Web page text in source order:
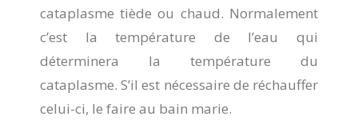
cataplasme tiède ou chaud. Normalement
c’est la température de l’eau qui
déterminera la température du
cataplasme. S’il est nécessaire de réchauffer
celui-ci, le faire au bain marie.